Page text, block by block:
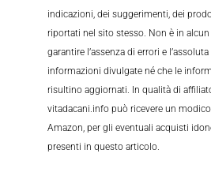
indicazioni, dei suggerimenti, dei
riportati nel sito stesso. Non è in
garantire l’assenza di errori e
informazioni divulgate né che le
risultino aggiornati. In qualità di
vitadacani.info può ricevere un
Amazon, per gli eventuali acquisti
presenti in questo articolo.